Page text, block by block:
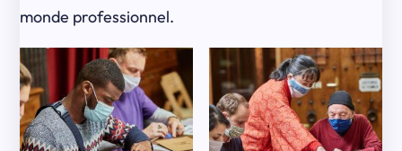
monde professionnel.